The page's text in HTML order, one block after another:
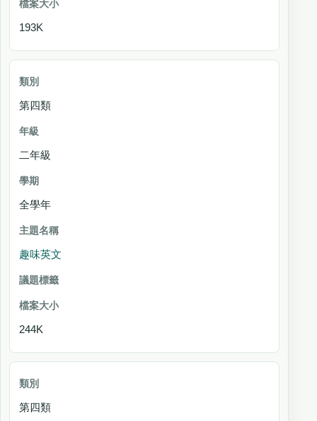
193K
第四類
二年級
全學年
趣味英文
244K
第四類